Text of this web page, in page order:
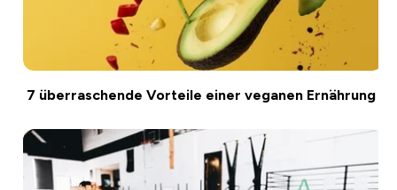
7 überraschende Vorteile einer veganen Ernährung